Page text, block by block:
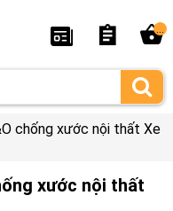
chống xước nội thất Xe
xước nội thất